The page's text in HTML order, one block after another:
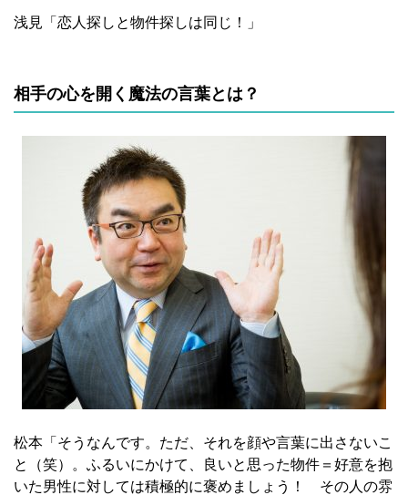
浅見「恋人探しと物件探しは同じ！」
相手の心を開く魔法の言葉とは？
松本「そうなんです。ただ、それを顔や言葉に出さないこ
と（笑）。ふるいにかけて、良いと思った物件＝好意を抱
いた男性に対しては積極的に褒めましょう！ その人の雰